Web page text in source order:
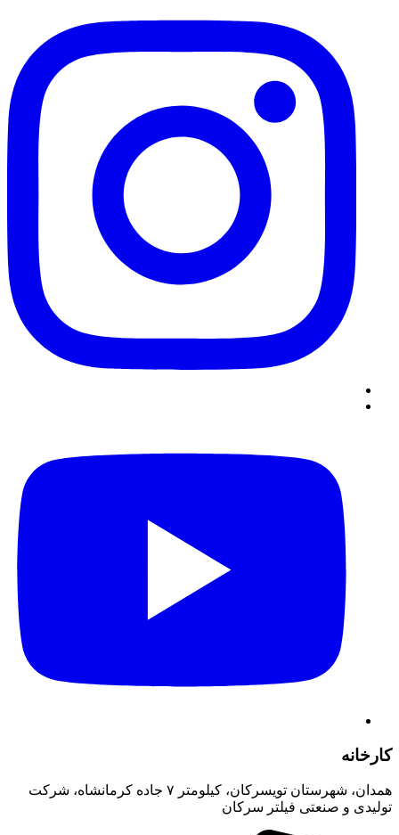
کارخانه
همدان، شهرستان تویسرکان، کیلومتر ۷ جاده کرمانشاه، شرکت
تولیدی و صنعتی فیلتر سرکان